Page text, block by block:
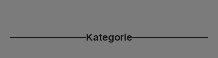
Kategorie